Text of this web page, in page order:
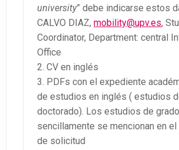
university” debe indicarse estos
CALVO DIAZ, mobility@upv.es,
Coordinator, Department: central
Office
CV en inglés
PDFs con el expediente
de estudios en inglés ( estudios
doctorado). Los estudios de grado
sencillamente se mencionan en el
de solicitud